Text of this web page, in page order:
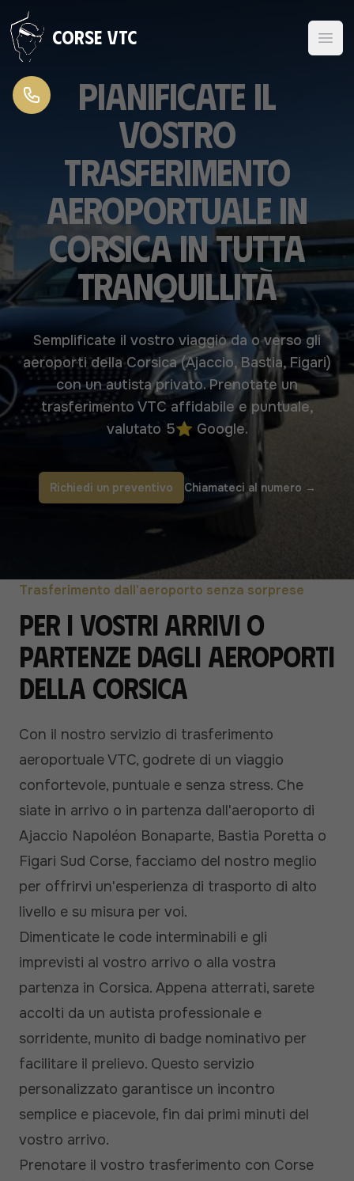
Vai al contenuto
Corse VTC
Pianificate il
vostro
trasferimento
aeroportuale in
Corsica in tutta
tranquillità
Semplificate il vostro viaggio da o verso gli
aeroporti della Corsica (Ajaccio, Bastia, Figari)
con un autista privato. Prenotate un
trasferimento VTC affidabile e puntuale,
valutato 5⭐ Google.
Richiedi un preventivo Chiamateci al numero →
Trasferimento dall'aeroporto senza sorprese
Per i vostri arrivi o
partenze dagli aeroporti
della Corsica
Con il nostro servizio di trasferimento
aeroportuale VTC, godrete di un viaggio
confortevole, puntuale e senza stress. Che
siate in arrivo o in partenza dall'aeroporto di
Ajaccio Napoléon Bonaparte, Bastia Poretta o
Figari Sud Corse, facciamo del nostro meglio
per offrirvi un'esperienza di trasporto di alto
livello e su misura per voi.
Dimenticate le code interminabili e gli
imprevisti al vostro arrivo o alla vostra
partenza in Corsica. Appena atterrati, sarete
accolti da un autista professionale e
sorridente, munito di badge nominativo per
facilitare il prelievo. Questo servizio
personalizzato garantisce un incontro
semplice e piacevole, fin dai primi minuti del
vostro arrivo.
Prenotare il vostro trasferimento con Corse